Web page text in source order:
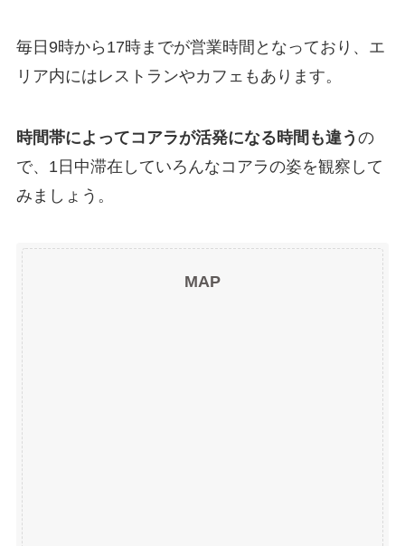
毎日9時から17時までが営業時間となっており、エ
リア内にはレストランやカフェもあります。
時間帯によってコアラが活発になる時間も違う の
で、1日中滞在していろんなコアラの姿を観察して
みましょう。
MAP